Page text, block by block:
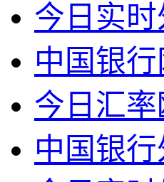
今日实
中国银
今日汇率
中国银